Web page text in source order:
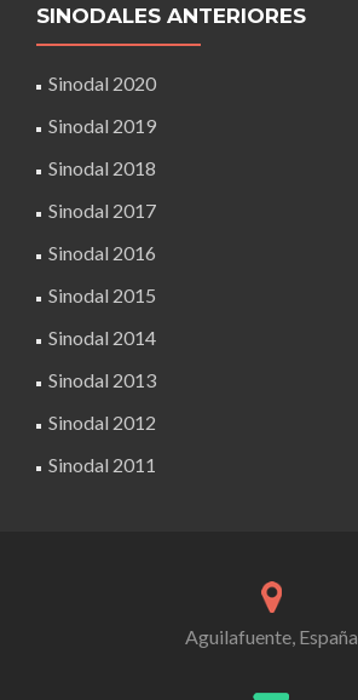
SINODALES ANTERIORES
Sinodal 2020
Sinodal 2019
Sinodal 2018
Sinodal 2017
Sinodal 2016
Sinodal 2015
Sinodal 2014
Sinodal 2013
Sinodal 2012
Sinodal 2011
Aguilafuente, España